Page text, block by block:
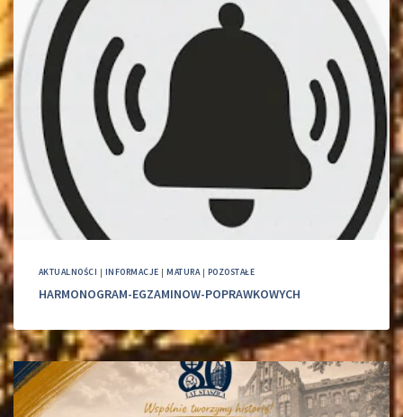
AKTUALNOŚCI | INFORMACJE |MATURA| POZOSTAŁE
HARMONOGRAM-EGZAMINOW-POPRAWKOWYCH